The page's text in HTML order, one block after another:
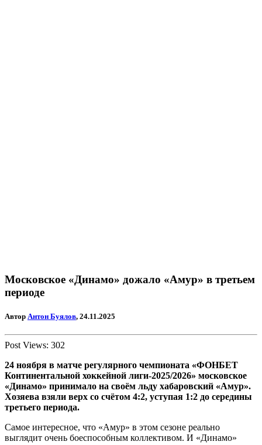
Московское «Динамо» дожало «Амур» в третьем
периоде
Автор Антон Буялов, 24.11.2025
Post Views: 302
24 ноября в матче регулярного чемпионата «ФОНБЕТ
Континентальной хоккейной лиги-2025/2026» московское
«Динамо» принимало на своём льду хабаровский «Амур».
Хозяева взяли верх со счётом 4:2, уступая 1:2 до середины
третьего периода.
Самое интересное, что «Амур» в этом сезоне реально
выглядит очень боеспособным коллективом. И «Динамо»